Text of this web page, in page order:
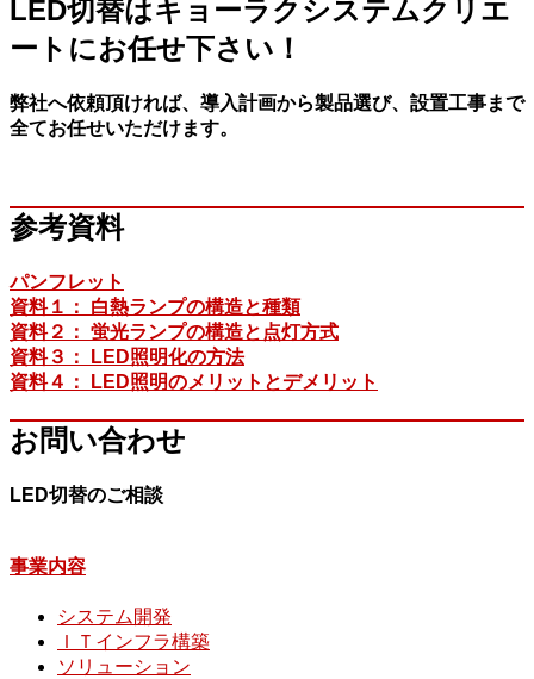
LED切替はキョーラクシステムクリエ
ートにお任せ下さい！
弊社へ依頼頂ければ、導入計画から製品選び、設置工事まで
全てお任せいただけます。
参考資料
パンフレット
資料１： 白熱ランプの構造と種類
資料２： 蛍光ランプの構造と点灯方式
資料３： LED照明化の方法
資料４： LED照明のメリットとデメリット
お問い合わせ
LED切替のご相談
事業内容
システム開発
ＩＴインフラ構築
ソリューション